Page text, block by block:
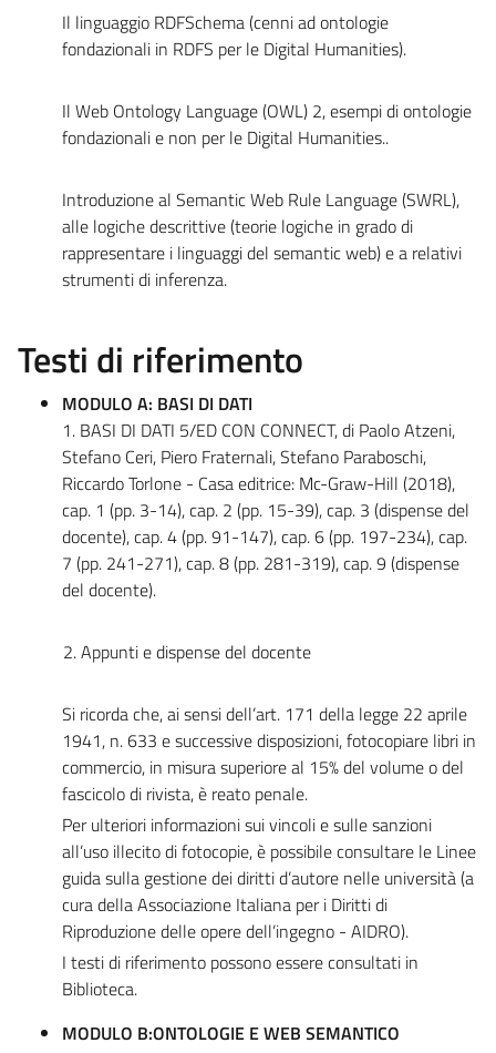
Il linguaggio RDFSchema (cenni ad ontologie
fondazionali in RDFS per le Digital Humanities).
Il Web Ontology Language (OWL) 2, esempi di ontologie
fondazionali e non per le Digital Humanities..
Introduzione al Semantic Web Rule Language (SWRL),
alle logiche descrittive (teorie logiche in grado di
rappresentare i linguaggi del semantic web) e a relativi
strumenti di inferenza.
Testi di riferimento
MODULO A: BASI DI DATI
1. BASI DI DATI 5/ED CON CONNECT, di Paolo Atzeni,
Stefano Ceri, Piero Fraternali, Stefano Paraboschi,
Riccardo Torlone - Casa editrice: Mc-Graw-Hill (2018),
cap. 1 (pp. 3-14), cap. 2 (pp. 15-39), cap. 3 (dispense del
docente), cap. 4 (pp. 91-147), cap. 6 (pp. 197-234), cap.
7 (pp. 241-271), cap. 8 (pp. 281-319), cap. 9 (dispense
del docente).
2. Appunti e dispense del docente
Si ricorda che, ai sensi dell’art. 171 della legge 22 aprile
1941, n. 633 e successive disposizioni, fotocopiare libri in
commercio, in misura superiore al 15% del volume o del
fascicolo di rivista, è reato penale.
Per ulteriori informazioni sui vincoli e sulle sanzioni
all’uso illecito di fotocopie, è possibile consultare le Linee
guida sulla gestione dei diritti d’autore nelle università (a
cura della Associazione Italiana per i Diritti di
Riproduzione delle opere dell’ingegno - AIDRO).
I testi di riferimento possono essere consultati in
Biblioteca.
MODULO B:ONTOLOGIE E WEB SEMANTICO